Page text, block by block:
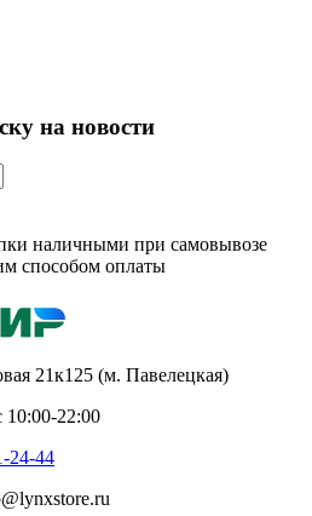
на новости
наличными при самовывозе
способом оплаты
21к125 (м. Павелецкая)
22:00
24-44